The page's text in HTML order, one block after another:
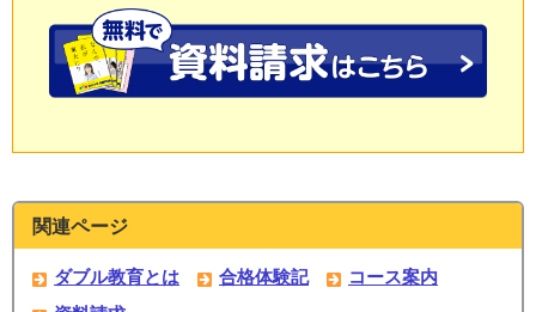
関連ページ
ダブル教育とは 合格体験記
コース案内